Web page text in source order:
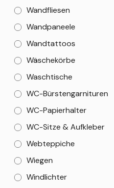
Wandfliesen
Wandpaneele
Wandtattoos
Wäschekörbe
Waschtische
WC-Bürstengarnituren
WC-Papierhalter
WC-Sitze & Aufkleber
Webteppiche
Wiegen
Windlichter